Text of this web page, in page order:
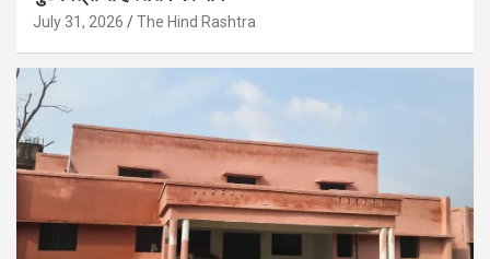
July 31, 2026 The Hind Rashtra